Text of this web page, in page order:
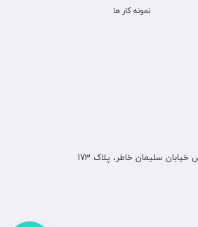
نمونه کار ها
خیابان سلیمان خاطر، پلاک 173